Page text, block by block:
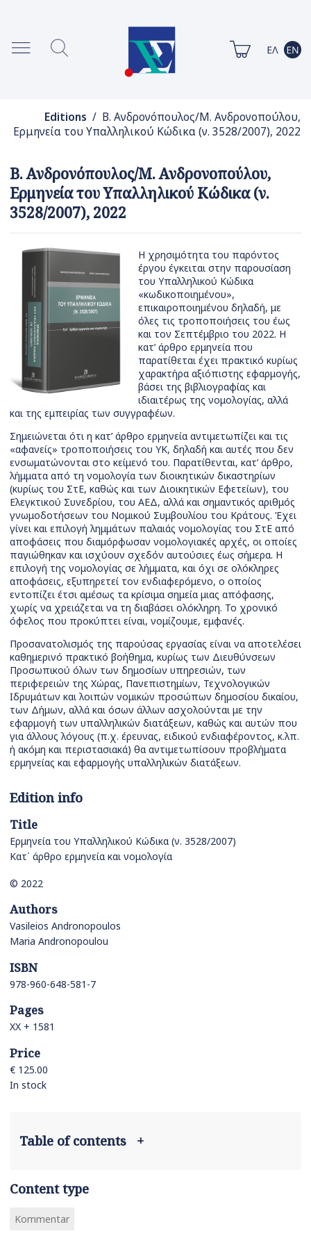
Editions / Β. Ανδρονόπουλος/Μ. Ανδρονοπούλου,
Ερμηνεία του Υπαλληλικού Κώδικα (ν. 3528/2007), 2022
Β. Ανδρονόπουλος/Μ. Ανδρονοπούλου,
Ερμηνεία του Υπαλληλικού Κώδικα (ν.
3528/2007), 2022
Η χρησιμότητα του παρόντος
έργου έγκειται στην παρουσίαση
του Υπαλληλικού Κώδικα
«κωδικοποιημένου»,
επικαιροποιημένου δηλαδή, με
όλες τις τροποποιήσεις του έως
και τον Σεπτέμβριο του 2022. Η
κατ’ άρθρο ερμηνεία που
παρατίθεται έχει πρακτικό κυρίως
χαρακτήρα αξιόπιστης εφαρμογής,
βάσει της βιβλιογραφίας και
ιδιαιτέρως της νομολογίας, αλλά
και της εμπειρίας των συγγραφέων.
Σημειώνεται ότι η κατ’ άρθρο ερμηνεία αντιμετωπίζει και τις
«αφανείς» τροποποιήσεις του ΥΚ, δηλαδή και αυτές που δεν
ενσωματώνονται στο κείμενό του. Παρατίθενται, κατ’ άρθρο,
λήμματα από τη νομολογία των διοικητικών δικαστηρίων
(κυρίως του ΣτΕ, καθώς και των Διοικητικών Εφετείων), του
Ελεγκτικού Συνεδρίου, του ΑΕΔ, αλλά και σημαντικός αριθμός
γνωμοδοτήσεων του Νομικού Συμβουλίου του Κράτους. Έχει
γίνει και επιλογή λημμάτων παλαιάς νομολογίας του ΣτΕ από
αποφάσεις που διαμόρφωσαν νομολογιακές αρχές, οι οποίες
παγιώθηκαν και ισχύουν σχεδόν αυτούσιες έως σήμερα. Η
επιλογή της νομολογίας σε λήμματα, και όχι σε ολόκληρες
αποφάσεις, εξυπηρετεί τον ενδιαφερόμενο, ο οποίος
εντοπίζει έτσι αμέσως τα κρίσιμα σημεία μιας απόφασης,
χωρίς να χρειάζεται να τη διαβάσει ολόκληρη. Το χρονικό
όφελος που προκύπτει είναι, νομίζουμε, εμφανές.
Προσανατολισμός της παρούσας εργασίας είναι να αποτελέσει
καθημερινό πρακτικό βοήθημα, κυρίως των Διευθύνσεων
Προσωπικού όλων των δημοσίων υπηρεσιών, των
περιφερειών της Χώρας, Πανεπιστημίων, Τεχνολογικών
Ιδρυμάτων και λοιπών νομικών προσώπων δημοσίου δικαίου,
των Δήμων, αλλά και όσων άλλων ασχολούνται με την
εφαρμογή των υπαλληλικών διατάξεων, καθώς και αυτών που
για άλλους λόγους (π.χ. έρευνας, ειδικού ενδιαφέροντος, κ.λπ.
ή ακόμη και περιστασιακά) θα αντιμετωπίσουν προβλήματα
ερμηνείας και εφαρμογής υπαλληλικών διατάξεων.
Edition info
Title
Ερμηνεία του Υπαλληλικού Κώδικα (ν. 3528/2007)
Κατ΄ άρθρο ερμηνεία και νομολογία
© 2022
Authors
Vasileios Andronopoulos
Maria Andronopoulou
ISBN
978-960-648-581-7
Pages
ΧΧ + 1581
Price
€ 125.00
In stock
Table of contents +
Content type
Kommentar